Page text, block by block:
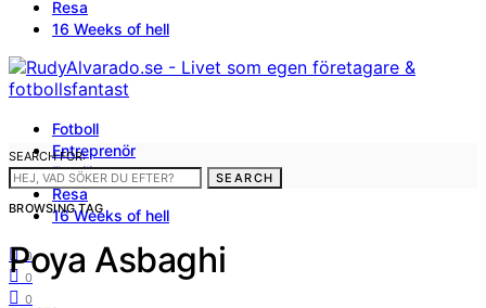
Resa
16 Weeks of hell
Fotboll
Entreprenör
Familj
Resa
16 Weeks of hell
0
0
0
SEARCH FOR:
SEARCH
BROWSING TAG
Poya Asbaghi